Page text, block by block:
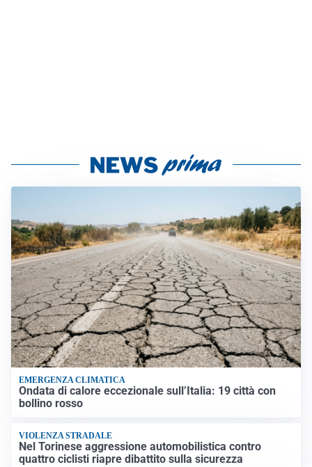
EMERGENZA CLIMATICA
Ondata di calore eccezionale sull’Italia: 19 città con
bollino rosso
VIOLENZA STRADALE
Nel Torinese aggressione automobilistica contro
quattro ciclisti riapre dibattito sulla sicurezza